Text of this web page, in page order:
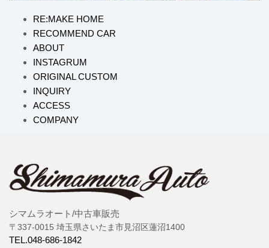
RE:MAKE HOME
RECOMMEND CAR
ABOUT
INSTAGRUM
ORIGINAL CUSTOM
INQUIRY
ACCESS
COMPANY
シマムラオート/中古車販売
〒337-0015 埼玉県さいたま市見沼区蓮沼1400
TEL.048-686-1842